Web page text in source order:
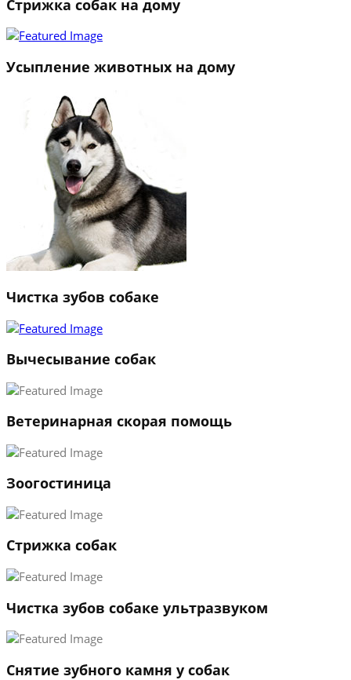
1
3
←
Стрижка собак на дому
Усыпление животных на дому
Чистка зубов собаке
Вычесывание собак
Ветеринарная скорая помощь
Зоогостиница
Стрижка собак
Чистка зубов собаке ультразвуком
Снятие зубного камня у собак